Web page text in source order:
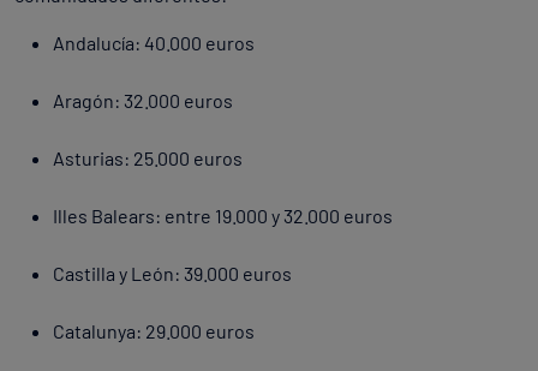
Andalucía: 40.000 euros
Aragón: 32.000 euros
Asturias: 25.000 euros
Illes Balears: entre 19.000 y 32.000 euros
Castilla y León: 39.000 euros
Catalunya: 29.000 euros